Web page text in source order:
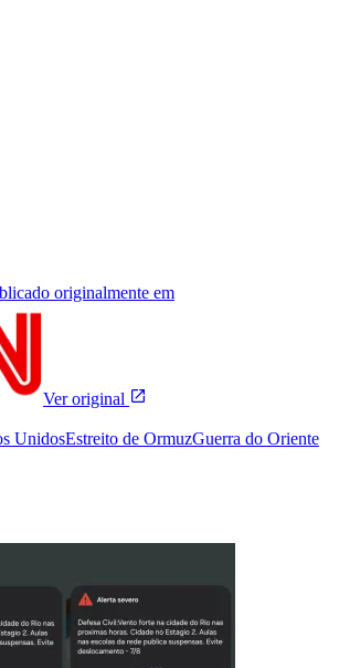
originalmente em
Ver original
UnidosEstreito de OrmuzGuerra do Oriente